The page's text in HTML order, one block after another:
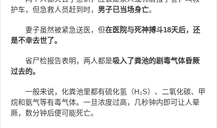
护车，但急救人员赶到时， 男子已当场身亡。
妻子虽然被紧急送医，但在医院与死神搏斗18天后，还
是不幸去世了。
省尸检报告表明，两人都是吸入了粪池的剧毒气体昏厥
过去的。
一般来说，化粪池里都有硫化氢（H₂S）、二氧化碳、甲
烷和氨气等有毒气体。一旦浓度过高，几秒钟内即可让人晕
厥，数分钟后便可能死亡。